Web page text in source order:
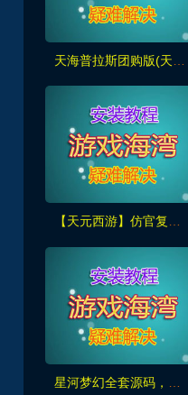
天海普拉斯团购版(天元第四版),仿官复古互通端,一键组队+带全套源码+局域外网教程
【天元西游】仿官复古第三版,仿官版,一键组队助战，带全套源码+玩法攻略+局域外网架设教程